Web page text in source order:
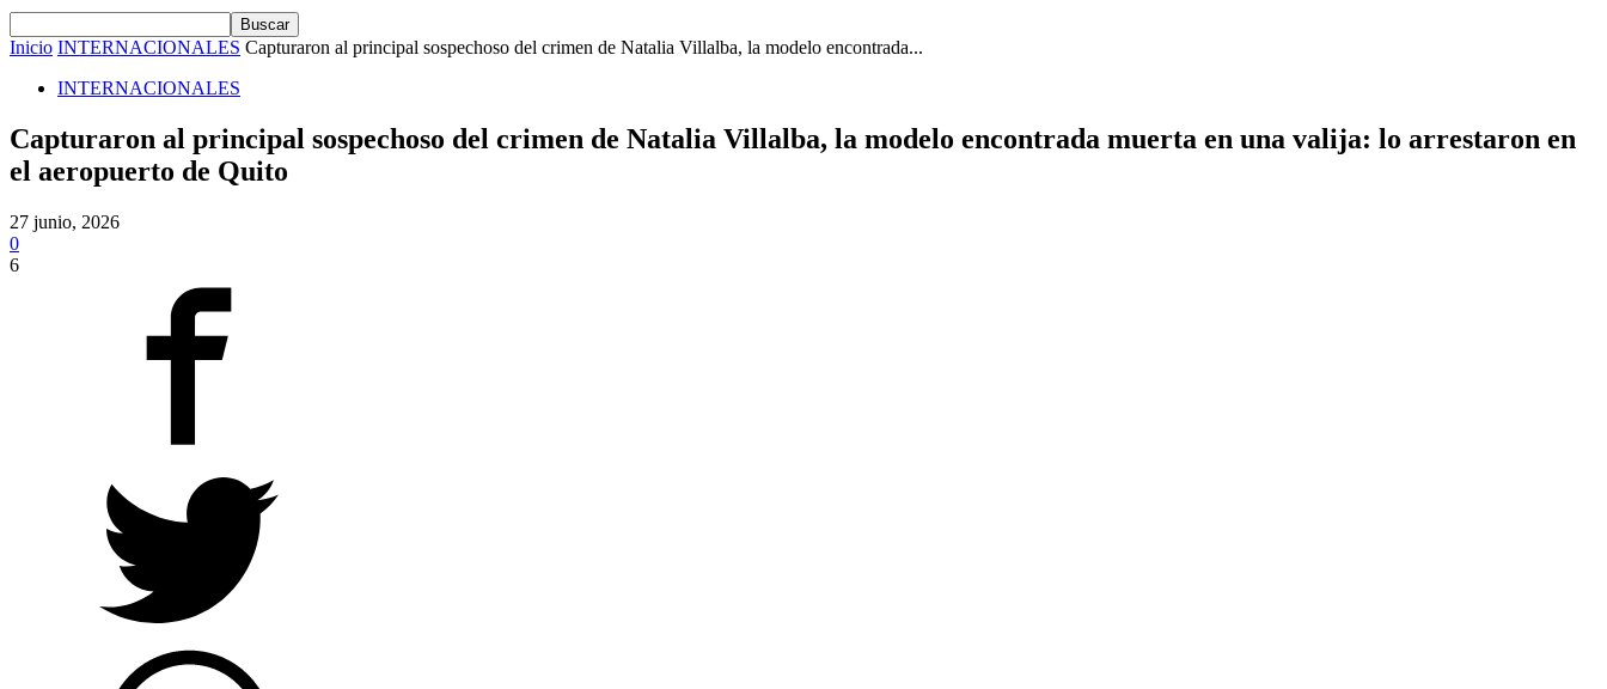
Inicio INTERNACIONALES Capturaron al principal sospechoso del crimen de Natalia Villalba, la modelo encontrada...
INTERNACIONALES
Capturaron al principal sospechoso del crimen de Natalia Villalba, la modelo encontrada muerta en una valija: lo arrestaron en
el aeropuerto de Quito
27 junio, 2026
0
6